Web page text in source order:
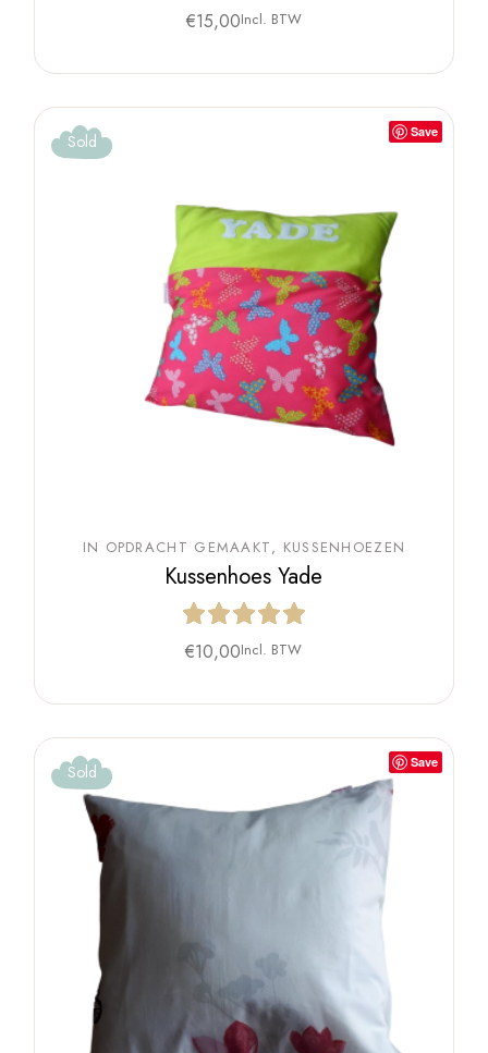
€15,00Incl. BTW
Save
Sold
IN OPDRACHT GEMAAKT KUSSENHOEZEN
Kussenhoes Yade
€10,00Incl. BTW
Save
Sold